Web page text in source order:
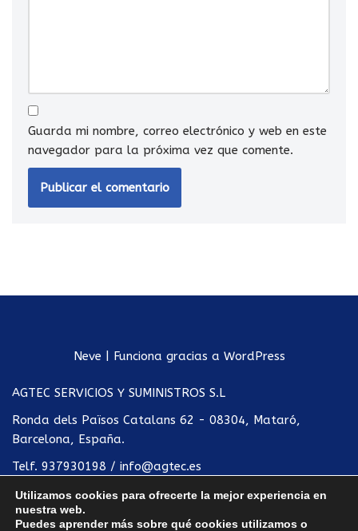
Guarda mi nombre, correo electrónico y web en este
navegador para la próxima vez que comente.
Neve | Funciona gracias a WordPress
AGTEC SERVICIOS Y SUMINISTROS S.L
Ronda dels Països Catalans 62 - 08304, Mataró,
Barcelona, España.
Telf. 937930198 / info@agtec.es
Política de privacidad
Condiciones de uso
Utilizamos cookies para ofrecerte la mejor experiencia en
nuestra web.
Puedes aprender más sobre qué cookies utilizamos o